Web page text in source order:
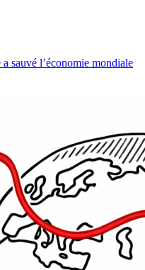
sauvé l’économie mondiale